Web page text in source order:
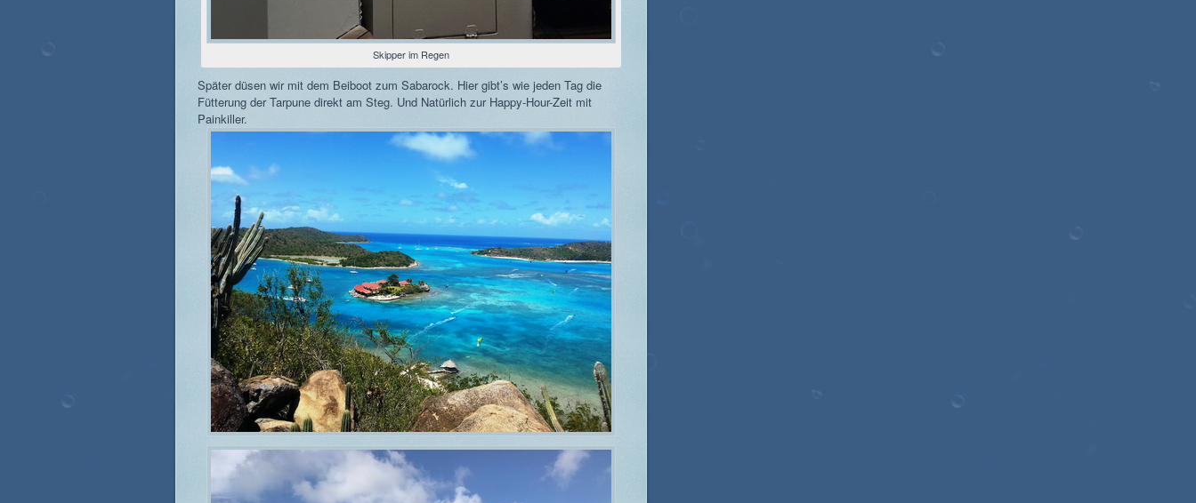
Skipper im Regen
Später düsen wir mit dem Beiboot zum Sabarock. Hier gibt’s wie jeden Tag die
Fütterung der Tarpune direkt am Steg. Und Natürlich zur Happy-Hour-Zeit mit
Painkiller.